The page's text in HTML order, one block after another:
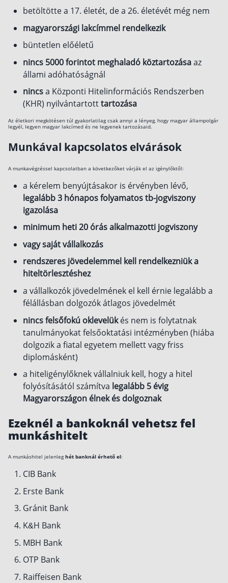
betöltötte a 17. életét, de a 26. életévét még nem
magyarországi lakcímmel rendelkezik
büntetlen előéletű
nincs 5000 forintot meghaladó köztartozásaaz
állami adóhatóságnál
nincsa Központi Hitelinformációs Rendszerben
(KHR) nyilvántartotttartozása
Az életkori megkötésen túl gyakorlatilag csak annyi a lényeg, hogy magyar állampolgár
legyél, legyen magyar lakcímed és ne legyenek tartozásaid.
Munkával kapcsolatos elvárások
A munkavégzéssel kapcsolatban a következőket várják el az igénylőktől:
a kérelem benyújtásakor is érvényben lévő,
legalább 3 hónapos folyamatos tb-jogviszony
igazolása
minimum heti 20 órás alkalmazotti jogviszony
vagy saját vállalkozás
rendszeres jövedelemmel kell rendelkezniük a
hiteltörlesztéshez
a vállalkozók jövedelmének el kell érnie legalább a
félállásban dolgozók átlagos jövedelmét
nincs felsőfokú oklevelükés nem is folytatnak
tanulmányokat felsőoktatási intézményben (hiába
dolgozik a fiatal egyetem mellett vagy friss
diplomásként)
a hiteligénylőknek vállalniuk kell, hogy a hitel
folyósításától számítva legalább 5 évig
Magyarországon élnek és dolgoznak
Ezeknél a bankoknál vehetsz fel
munkáshitelt
A munkáshitel jelenleghét banknál érhető el:
CIB Bank
Erste Bank
Gránit Bank
K&H Bank
MBH Bank
OTP Bank
Raiffeisen Bank